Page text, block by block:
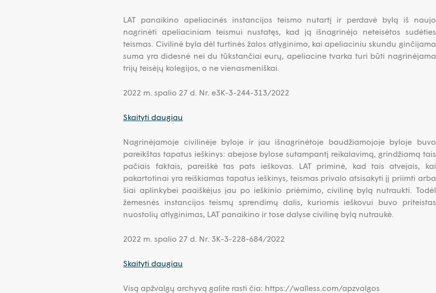
LAT panaikino apeliacinės instancijos teismo nutartį ir perdavė bylą iš naujo
nagrinėti apeliaciniam teismui nustatęs, kad ją išnagrinėjo neteisėtos sudėties
teismas. Civilinė byla dėl turtinės žalos atlyginimo, kai apeliaciniu skundu ginčijama
suma yra didesnė nei du tūkstančiai eurų, apeliacine tvarka turi būti nagrinėjama
trijų teisėjų kolegijos, o ne vienasmeniškai.
2022 m. spalio 27 d. Nr. e3K-3-244-313/2022
Skaityti daugiau
Nagrinėjamoje civilinėje byloje ir jau išnagrinėtoje baudžiamojoje byloje buvo
pareikštas tapatus ieškinys: abejose bylose sutampantį reikalavimą, grindžiamą tais
pačiais faktais, pareiškė tas pats ieškovas. LAT priminė, kad tais atvejais, kai
pakartotinai yra reiškiamas tapatus ieškinys, teismas privalo atsisakyti jį priimti arba
šiai aplinkybei paaiškėjus jau po ieškinio priėmimo, civilinę bylą nutraukti. Todėl
žemesnės instancijos teismų sprendimų dalis, kuriomis ieškovui buvo priteistas
nuostolių atlyginimas, LAT panaikino ir tose dalyse civilinę bylą nutraukė.
2022 m. spalio 27 d. Nr. 3K-3-228-684/2022
Skaityti daugiau
Visą apžvalgų archyvą galite rasti čia: https://walless.com/apzvalgos